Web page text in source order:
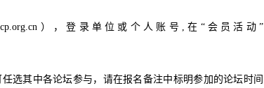
），登录单位或个人账号,在“会员活动”
选其中各论坛参与，请在报名备注中标明参加的论坛时间